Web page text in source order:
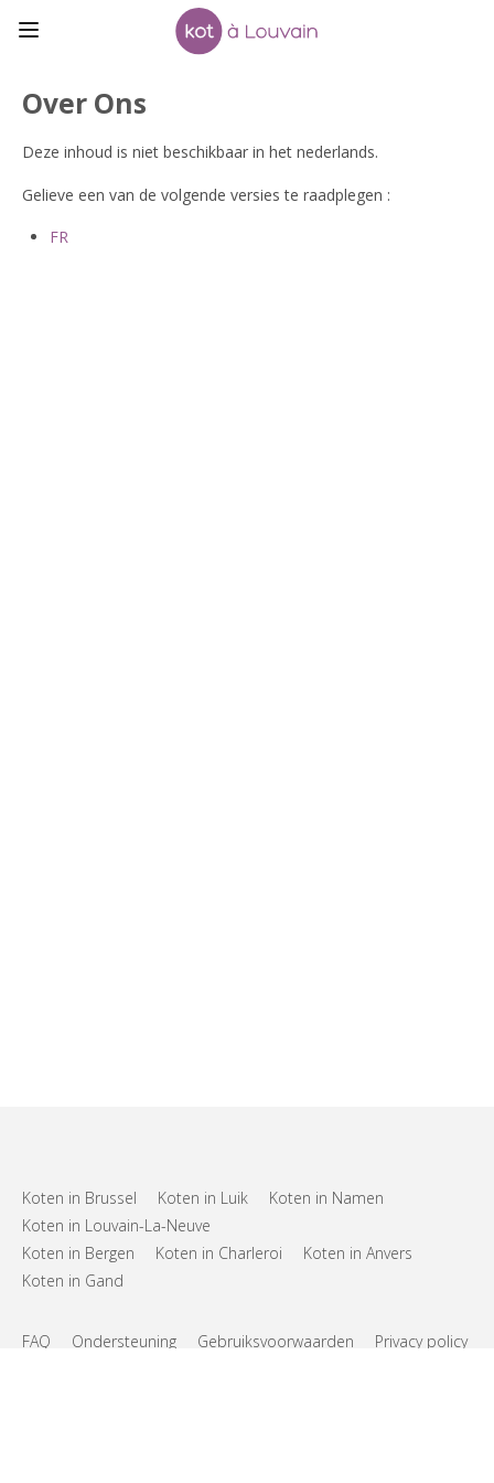
Over Ons
Deze inhoud is niet beschikbaar in het nederlands.
Gelieve een van de volgende versies te raadplegen :
FR
Koten in Brussel Koten in Luik
Koten in Namen
Koten in Louvain-La-Neuve
Koten in Bergen
Koten in Charleroi
Koten in Anvers
Koten in Gand
FAQ Ondersteuning Gebruiksvoorwaarden Privacy policy